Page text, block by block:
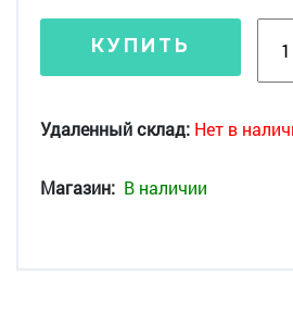
КУПИТЬ
Удаленный склад: Нет в
Магазин: В наличии